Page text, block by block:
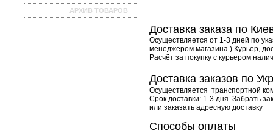
АРХИВ ТОВАРОВ
Доставка заказа по
Осуществляется от 1-3 дней по
менеджером магазина.) Курьер,
Расчёт за покупку с курьером
Доставка заказов по
Осуществляется транспортной
Срок доставки: 1-3 дня. Забрать
или заказать адресную доставку
Способы оплаты